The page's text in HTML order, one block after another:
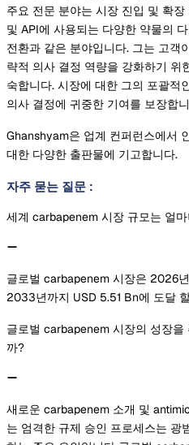
주요 전문 분야는 시장 진입 및 확
및 API에 사용되는 다양한 약물의
전환과 같은 분야입니다. 그는 고객
략적 의사 결정 역량을 강화하기 위
숙합니다. 시장에 대한 그의 포괄적
의사 결정에 귀중한 기여를 보장합
Ghanshyam은 업계 컨퍼런스에서
대한 다양한 출판물에 기고합니다.
자주 묻는 질문 :
세계 carbapenem 시장 규모는 얼
글로벌 carbapenem 시장은 2026
2033년까지 USD 5.51 Bn에 도달
글로벌 carbapenem 시장의 성장을
까?
새로운 carbapenem 소개 및
는 엄격한 규제 승인 프로세스는